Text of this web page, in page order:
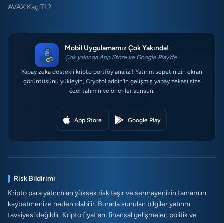
AVAX Kaç TL?
Mobil Uygulamamız Çok Yakında!
Çok yakında App Store ve Google Play'de
Yapay zeka destekli kripto portföy analizi! Yatırım sepetinizin ekran
görüntüsünü yükleyin, CryptoLaddin'in gelişmiş yapay zekası size
özel tahmin ve öneriler sunsun.
App Store Google Play
Risk Bildirimi
Kripto para yatırımları yüksek risk taşır ve sermayenizin tamamını
kaybetmenize neden olabilir. Burada sunulan bilgiler yatırım
tavsiyesi değildir. Kripto fiyatları, finansal gelişmeler, politik ve